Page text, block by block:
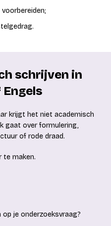
schrijven in
krijgt het niet academisch
gaat over formulering,
of rode draad.
te maken.
je onderzoeksvraag?